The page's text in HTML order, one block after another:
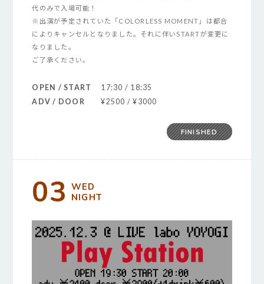
代のみで入場可能！
※出演が予定されていた「COLORLESS MOMENT」は都合
によりキャンセルとなりました。それに伴いSTARTが変更に
なりました。
ご了承ください。
OPEN / START
17:30 / 18:35
ADV / DOOR
¥2500 / ¥3000
FINISHED
03 WED
NIGHT